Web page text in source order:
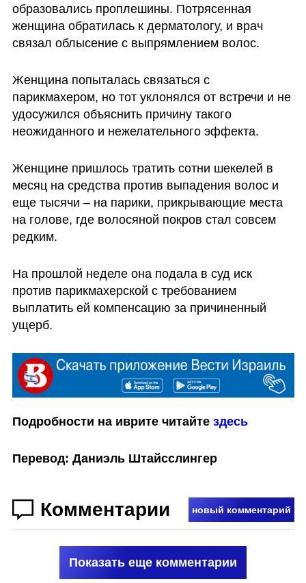
образовались проплешины. Потрясенная
женщина обратилась к дерматологу, и врач
связал облысение с выпрямлением волос.
Женщина попыталась связаться с
парикмахером, но тот уклонялся от встречи и не
удосужился объяснить причину такого
неожиданного и нежелательного эффекта.
Женщине пришлось тратить сотни шекелей в
месяц на средства против выпадения волос и
еще тысячи – на парики, прикрывающие места
на голове, где волосяной покров стал совсем
редким.
На прошлой неделе она подала в суд иск
против парикмахерской с требованием
выплатить ей компенсацию за причиненный
ущерб.
Подробности на иврите читайте здесь
Перевод: Даниэль Штайсслингер
Комментарии новый комментарий
Показать еще комментарии